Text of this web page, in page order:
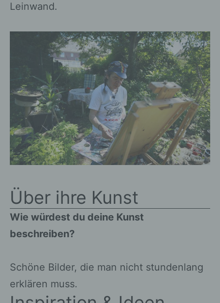
Leinwand.
Über ihre Kunst
Wie würdest du deine Kunst
beschreiben?
Schöne Bilder, die man nicht stundenlang
erklären muss.